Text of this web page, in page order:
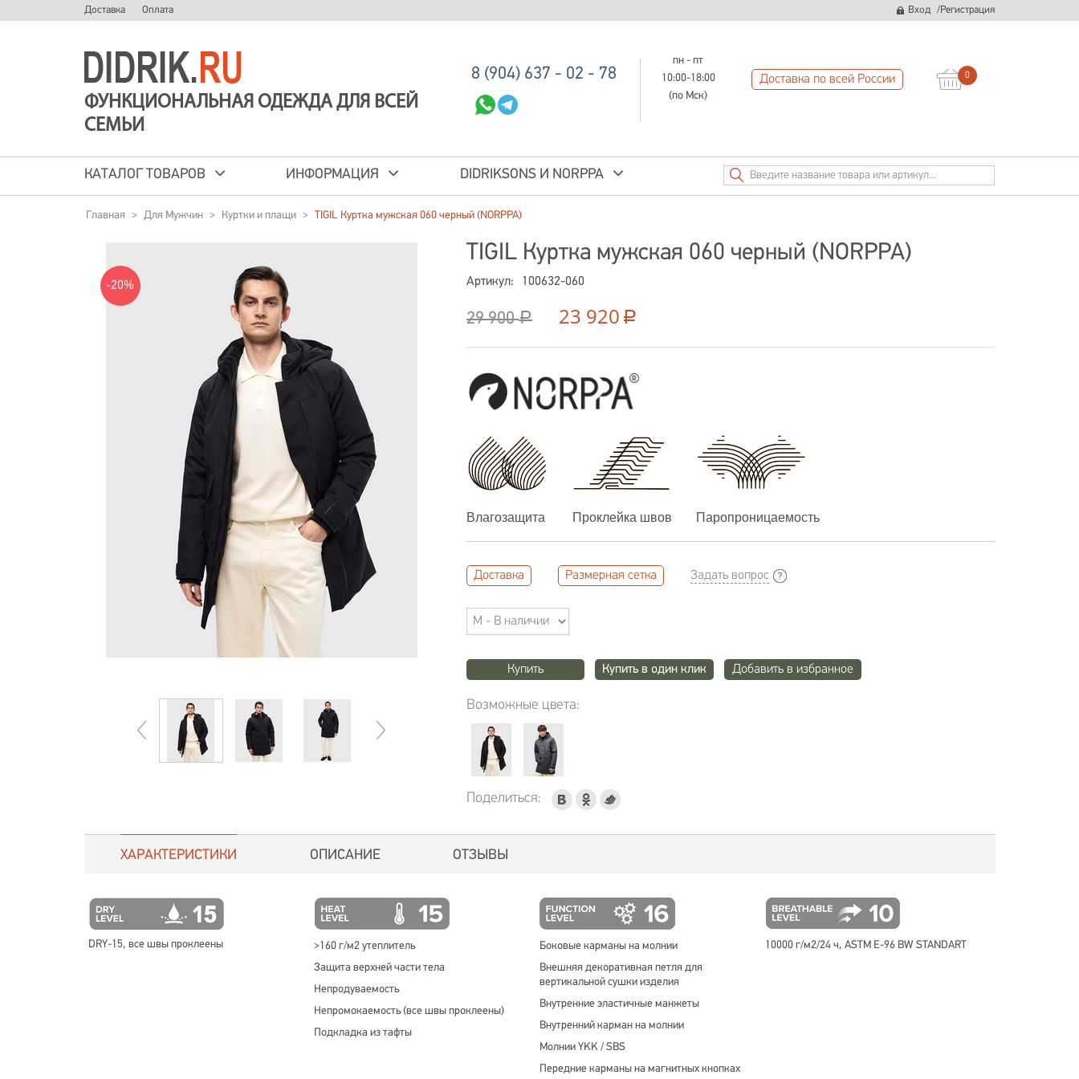
Доставка Оплата Вход /Регистрация
ФУНКЦИОНАЛЬНАЯ ОДЕЖДА ДЛЯ ВСЕЙ
СЕМЬИ
8 (904) 637 - 02 - 78
пн - пт
10:00-18:00
(по Мск)
Доставка по всей России 0
КАТАЛОГ ТОВАРОВ ИНФОРМАЦИЯ DIDRIKSONS И NORPPA
Главная > Для Мужчин > Куртки и плащи > TIGIL Куртка мужская 060 черный (NORPPA)
-20%
TIGIL Куртка мужская 060 черный (NORPPA)
Артикул: 100632-060
29 900 Р 23 920 Р
Влагозащита Проклейка швов Паропроницаемость
Доставка Размерная сетка Задать вопрос
Купить Купить в один клик Добавить в избранное
Возможные цвета:
Поделиться:
ХАРАКТЕРИСТИКИ ОПИСАНИЕ ОТЗЫВЫ
DRY-15, все швы проклеены
>160 г/м2 утеплитель
Защита верхней части тела
Непродуваемость
Непромокаемость (все швы проклеены)
Подкладка из тафты
Боковые карманы на молнии
Внешняя декоративная петля для
вертикальной сушки изделия
Внутренние эластичные манжеты
Внутренний карман на молнии
Молнии YKK / SBS
Передние карманы на магнитных кнопках
10000 г/м2/24 ч, ASTM E-96 BW STANDART